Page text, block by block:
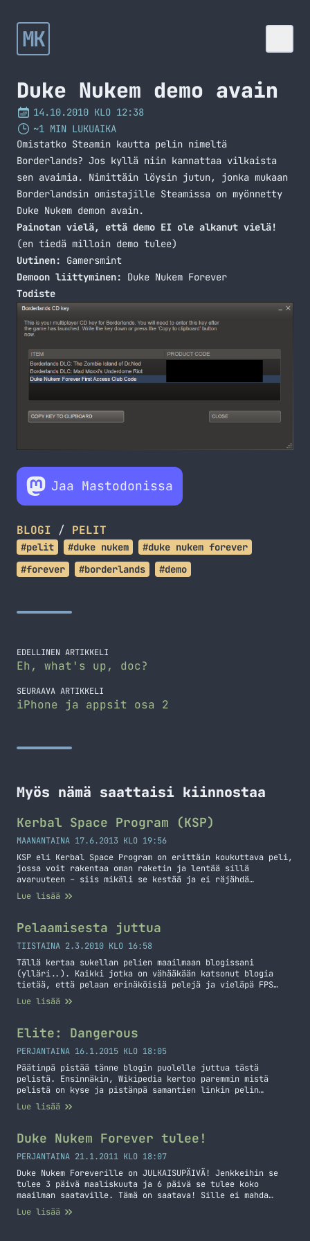
MK
Duke Nukem demo avain
14.10.2010 KLO 12:38
~1 MIN LUKUAIKA
Omistatko Steamin kautta pelin nimeltä
Borderlands? Jos kyllä niin kannattaa vilkaista
sen avaimia. Nimittäin löysin jutun, jonka mukaan
Borderlandsin omistajille Steamissa on myönnetty
Duke Nukem demon avain.
Painotan vielä, että demo EI ole alkanut vielä!
(en tiedä milloin demo tulee)
Uutinen:
Gamersmint
Demoon liittyminen:
Duke Nukem Forever
Todiste
Jaa Mastodonissa
BLOGI / PELIT
#pelit #duke nukem
#duke nukem forever
#forever
#borderlands #demo
EDELLINEN ARTIKKELI
Eh, what's up, doc?
SEURAAVA ARTIKKELI
iPhone ja appsit osa 2
Myös nämä saattaisi kiinnostaa
Kerbal Space Program (KSP)
MAANANTAINA 17.6.2013 KLO 19:56
KSP eli Kerbal Space Program on erittäin koukuttava peli,
jossa voit rakentaa oman raketin ja lentää sillä
avaruuteen – siis mikäli se kestää ja ei räjähdä
laukaisussa. Pelihän on Alpha-vaiheessa vielä joten se
kehittyy vielä ja siihen on tulossa varmaan paljon lisää
tavaraa. Pelissä ei ole vielä… Jatka lukemista Kerbal
Space Program (KSP)
Lue lisää
Pelaamisesta juttua
TIISTAINA 2.3.2010 KLO 16:58
Tällä kertaa sukellan pelien maailmaan blogissani
(ylläri..). Kaikki jotka on vähääkään katsonut blogia
tietää, että pelaan erinäköisiä pelejä ja vieläpä FPS
painotteista. Nyt ajattelin kirjoitella asiaa peleistä
joita olen viime aikoina pelannut niin PC:llä kuin
porukkaa pelaamaan vaikka minun kanssani olis sinulla
sitten PC tai Xbox, mutta siitä… Jatka lukemista
Pelaamisesta juttua
Lue lisää
Elite: Dangerous
PERJANTAINA 16.1.2015 KLO 18:05
Päätinpä pistää tänne blogin puolelle juttua tästä
pelistä. Ensinnäkin, Wikipedia kertoo paremmin mistä
pelistä on kyse ja pistänpä samantien linkin pelin
kotisivuillekkin. Elite: Dangerous is a space adventure,
trading, and combat simulator that is the fourth release
player explores a realistic 1:1 scale open world… Jatka
lukemista Elite: Dangerous
Lue lisää
Duke Nukem Forever tulee!
PERJANTAINA 21.1.2011 KLO 18:07
Duke Nukem Foreverille on JULKAISUPÄIVÄ! Jenkkeihin se
tulee 3 päivä maaliskuuta ja 6 päivä se tulee koko
maailman saataville. Tämä on saatava! Sille ei mahda
mitään! Teille vielä pieni traileri: HAIL TO THE KING
BABY!
Lue lisää